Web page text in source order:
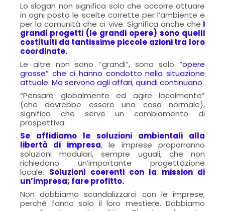
Lo slogan non significa solo che occorre attuare
in ogni posto le scelte corrette per l’ambiente e
per la comunità che ci vive. Significa anche che i
grandi progetti (le grandi opere) sono quelli
costituiti da tantissime piccole azioni tra loro
coordinate.
Le altre non sono “grandi”, sono solo “opere
grosse” che ci hanno condotto nella situazione
attuale. Ma servono agli affari, quindi continuano.
“Pensare globalmente ed agire localmente”
(che dovrebbe essere una cosa normale),
significa che serve un cambiamento di
prospettiva.
Se affidiamo le soluzioni ambientali alla
libertà di impresa, le imprese proporranno
soluzioni modulari, sempre uguali, che non
richiedono un’importante progettazione
locale. Soluzioni coerenti con la mission di
un’impresa; fare profitto.
Non dobbiamo scandalizzarci con le imprese,
perché fanno solo il loro mestiere. Dobbiamo